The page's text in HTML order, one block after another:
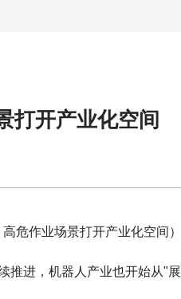
打开产业化空间
危作业场景打开产业化空间）
推进，机器人产业也开始从"展